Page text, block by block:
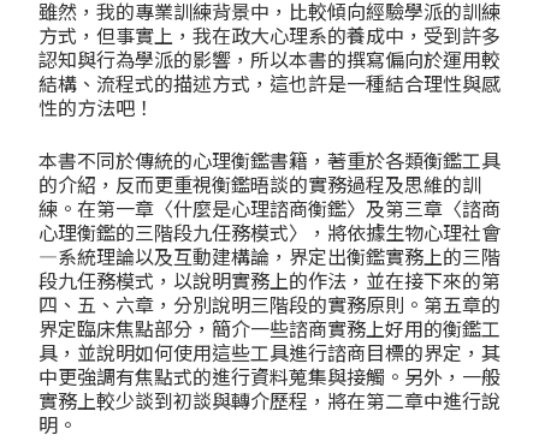
雖然，我的專業訓練背景中，比較傾向經驗學派的訓練
方式，但事實上，我在政大心理系的養成中，受到許多
認知與行為學派的影響，所以本書的撰寫偏向於運用較
結構、流程式的描述方式，這也許是一種結合理性與感
性的方法吧！
本書不同於傳統的心理衡鑑書籍，著重於各類衡鑑工具
的介紹，反而更重視衡鑑晤談的實務過程及思維的訓
練。在第一章〈什麼是心理諮商衡鑑〉及第三章〈諮商
心理衡鑑的三階段九任務模式〉，將依據生物心理社會
—系統理論以及互動建構論，界定出衡鑑實務上的三階
段九任務模式，以說明實務上的作法，並在接下來的第
四、五、六章，分別說明三階段的實務原則。第五章的
界定臨床焦點部分，簡介一些諮商實務上好用的衡鑑工
具，並說明如何使用這些工具進行諮商目標的界定，其
中更強調有焦點式的進行資料蒐集與接觸。另外，一般
實務上較少談到初談與轉介歷程，將在第二章中進行說
明。